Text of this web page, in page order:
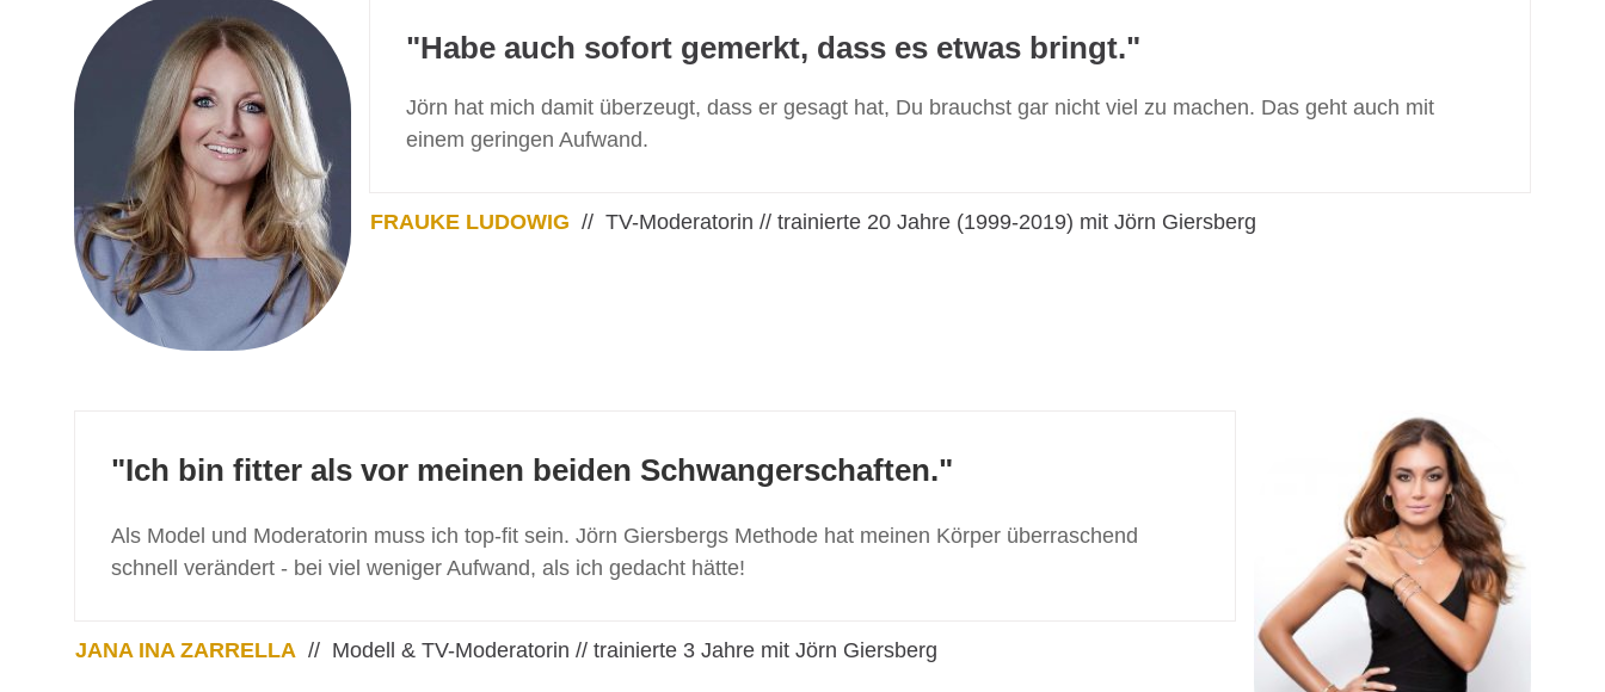
"Habe auch sofort gemerkt, dass es etwas bringt."
Jörn hat mich damit überzeugt, dass er gesagt hat, Du brauchst gar nicht viel zu machen. Das geht auch mit
einem geringen Aufwand.
FRAUKE LUDOWIG // TV-Moderatorin // trainierte 20 Jahre (1999-2019) mit Jörn Giersberg
"Ich bin fitter als vor meinen beiden Schwangerschaften."
Als Model und Moderatorin muss ich top-fit sein. Jörn Giersbergs Methode hat meinen Körper überraschend
schnell verändert - bei viel weniger Aufwand, als ich gedacht hätte!
JANA INA ZARRELLA // Modell & TV-Moderatorin // trainierte 3 Jahre mit Jörn Giersberg